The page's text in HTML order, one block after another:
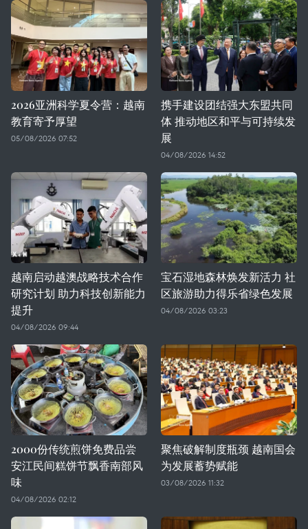
2026亚洲科学夏令营：越南
教育寄予厚望
05/08/2026 07:52
携手建设团结强大东盟共同
体 推动地区和平与可持续发
展
04/08/2026 14:52
越南启动越澳战略技术合作
研究计划 助力科技创新能力
提升
04/08/2026 09:44
宝石湿地森林焕发新活力 社
区旅游助力得乐省绿色发展
04/08/2026 03:23
2000份传统煎饼免费品尝
安江民间糕饼节飘香南部风
味
04/08/2026 02:12
聚焦破解制度瓶颈 越南国会
为发展蓄势赋能
03/08/2026 11:32